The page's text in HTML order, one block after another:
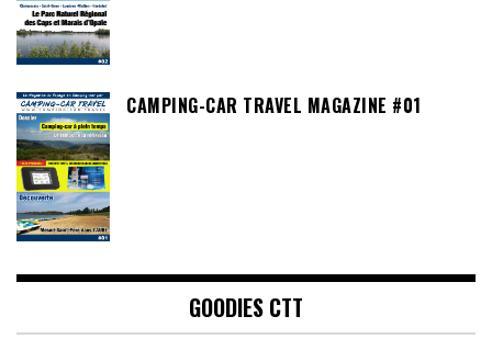
CAMPING-CAR TRAVEL MAGAZINE #01
GOODIES CTT